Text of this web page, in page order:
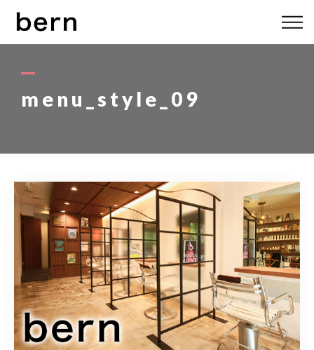
menu_style_09
ABOUT US
BLOG
ACCESS
bern 06-6136-6633
TERMINAL bern 06-6136-6633 【火水木日・祝】10:00～19:00
【金土】10:00〜21:00